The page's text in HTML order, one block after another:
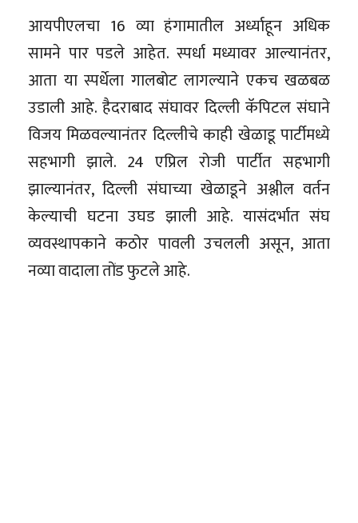
आयपीएलचा 16 व्या हंगामातील अर्ध्याहून अधिक
सामने पार पडले आहेत. स्पर्धा मध्यावर आल्यानंतर,
आता या स्पर्धेला गालबोट लागल्याने एकच खळबळ
उडाली आहे. हैदराबाद संघावर दिल्ली कॅपिटल संघाने
विजय मिळवल्यानंतर दिल्लीचे काही खेळाडू पार्टीमध्ये
सहभागी झाले. 24 एप्रिल रोजी पार्टीत सहभागी
झाल्यानंतर, दिल्ली संघाच्या खेळाडूने अश्लील वर्तन
केल्याची घटना उघड झाली आहे. यासंदर्भात संघ
व्यवस्थापकाने कठोर पावली उचलली असून, आता
नव्या वादाला तोंड फुटले आहे.